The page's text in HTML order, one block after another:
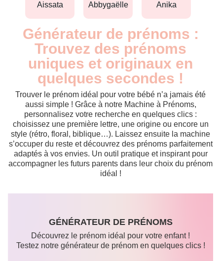
aissata abbygaëlle anika
Générateur de prénoms :
Trouvez des prénoms
uniques et originaux en
quelques secondes !
Trouver le prénom idéal pour votre bébé n’a jamais été
aussi simple ! Grâce à notre Machine à Prénoms,
personnalisez votre recherche en quelques clics :
choisissez une première lettre, une origine ou encore un
style (rétro, floral, biblique…). Laissez ensuite la machine
s’occuper du reste et découvrez des prénoms parfaitement
adaptés à vos envies. Un outil pratique et inspirant pour
accompagner les futurs parents dans leur choix du prénom
idéal !
GÉNÉRATEUR DE PRÉNOMS
Découvrez le prénom idéal pour votre enfant !
Testez notre générateur de prénom en quelques clics !